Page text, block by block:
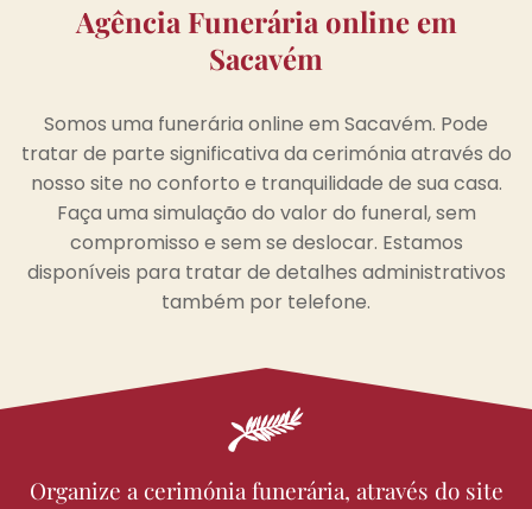
Agência Funerária online em
Sacavém
Somos uma funerária online em Sacavém. Pode
tratar de parte significativa da cerimónia através do
nosso site no conforto e tranquilidade de sua casa.
Faça uma simulação do valor do funeral, sem
compromisso e sem se deslocar. Estamos
disponíveis para tratar de detalhes administrativos
também por telefone.
Organize a cerimónia funerária, através do site